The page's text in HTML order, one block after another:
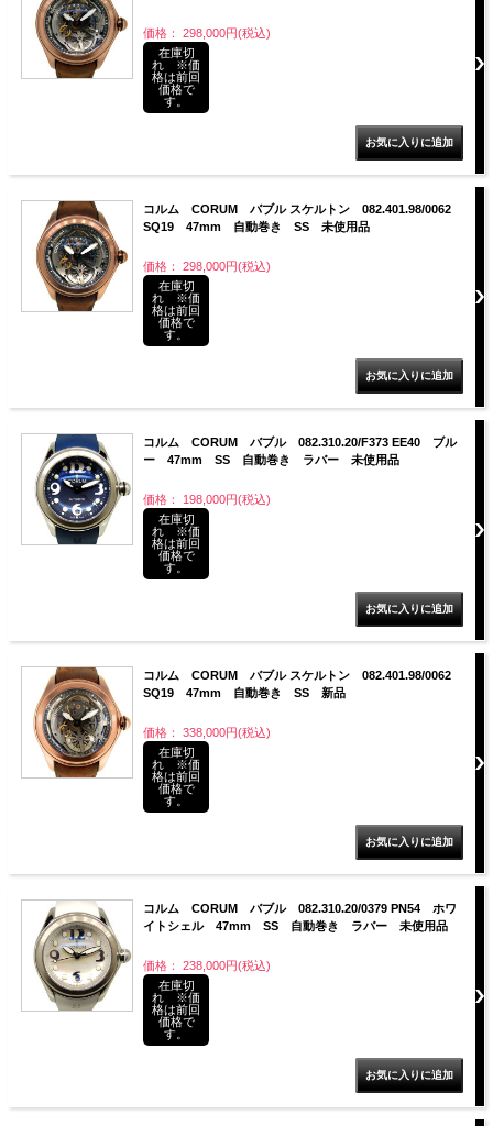
価格： 298,000円(税込)
在庫切
れ ※価
格は前回
価格で
す。
コルム CORUM バブル スケルトン 082.401.98/0062
SQ19 47mm 自動巻き SS 未使用品
価格： 298,000円(税込)
在庫切
れ ※価
格は前回
価格で
す。
コルム CORUM バブル 082.310.20/F373 EE40 ブル
ー 47mm SS 自動巻き ラバー 未使用品
価格： 198,000円(税込)
在庫切
れ ※価
格は前回
価格で
す。
コルム CORUM バブル スケルトン 082.401.98/0062
SQ19 47mm 自動巻き SS 新品
価格： 338,000円(税込)
在庫切
れ ※価
格は前回
価格で
す。
コルム CORUM バブル 082.310.20/0379 PN54 ホワ
イトシェル 47mm SS 自動巻き ラバー 未使用品
価格： 238,000円(税込)
在庫切
れ ※価
格は前回
価格で
す。